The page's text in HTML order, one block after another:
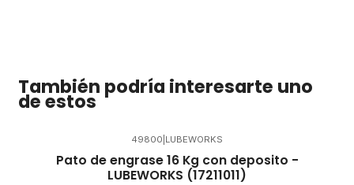
También podría interesarte uno
de estos
49800 LUBEWORKS
Pato de engrase 16 Kg con deposito -
LUBEWORKS (17211011)